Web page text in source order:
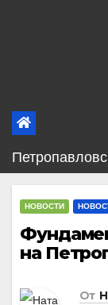
НОВОСТИ
на
От